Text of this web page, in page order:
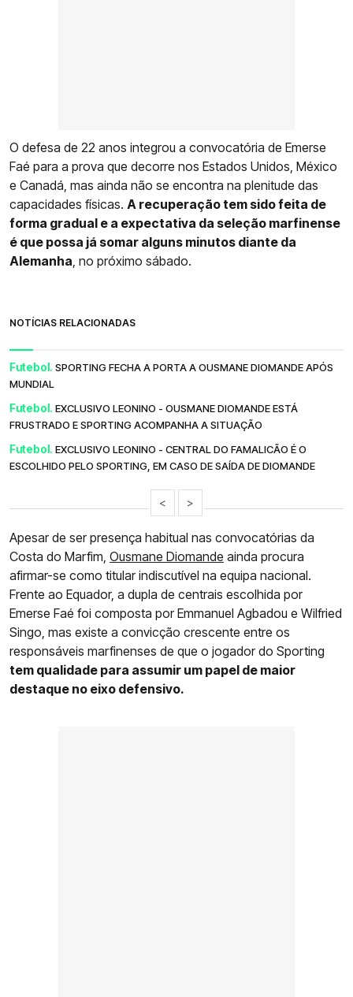
O defesa de 22 anos integrou a convocatória de Emerse
Faé para a prova que decorre nos Estados Unidos, México
e Canadá, mas ainda não se encontra na plenitude das
capacidades físicas. A recuperação tem sido feita de
forma gradual e a expectativa da seleção marfinense
é que possa já somar alguns minutos diante da
Alemanha, no próximo sábado.
NOTÍCIAS RELACIONADAS
Futebol. SPORTING FECHA A PORTA A OUSMANE DIOMANDE APÓS
MUNDIAL
Futebol. EXCLUSIVO LEONINO - OUSMANE DIOMANDE ESTÁ
FRUSTRADO E SPORTING ACOMPANHA A SITUAÇÃO
Futebol. EXCLUSIVO LEONINO - CENTRAL DO FAMALICÃO É O
ESCOLHIDO PELO SPORTING, EM CASO DE SAÍDA DE DIOMANDE
< >
Apesar de ser presença habitual nas convocatórias da
Costa do Marfim, Ousmane Diomande ainda procura
afirmar-se como titular indiscutível na equipa nacional.
Frente ao Equador, a dupla de centrais escolhida por
Emerse Faé foi composta por Emmanuel Agbadou e Wilfried
Singo, mas existe a convicção crescente entre os
responsáveis marfinenses de que o jogador do Sporting
tem qualidade para assumir um papel de maior
destaque no eixo defensivo.